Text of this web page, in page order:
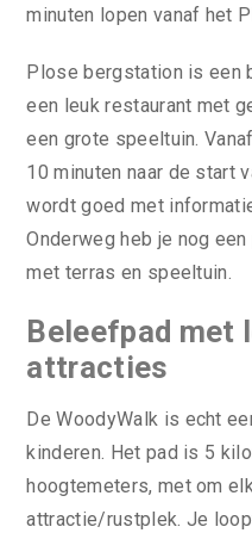
minuten lopen vanaf het
Plose bergstation is een
een leuk restaurant met
een grote speeltuin.
10 minuten naar de start
wordt goed met
Onderweg heb je nog
met terras en speeltuin.
Beleefpad met
attracties
De WoodyWalk is echt
kinderen. Het pad is 5
hoogtemeters, met om
attractie/rustplek. Je